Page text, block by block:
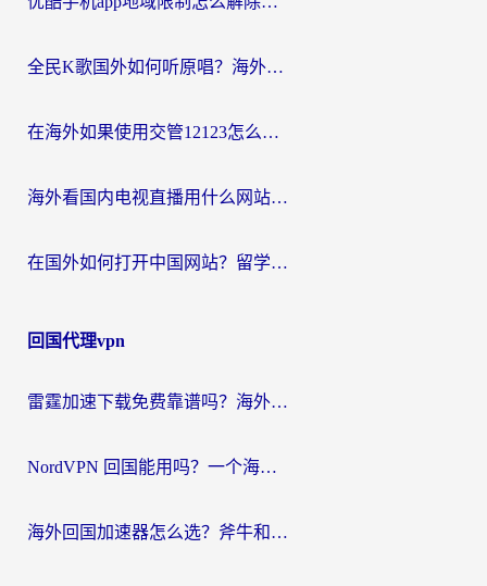
全民K歌国外如何听原唱？海外党亲测有效的回国加速器选择指南
在海外如果使用交管12123怎么处理？留学生亲测有效的回国加速方案
海外看国内电视直播用什么网站比较好？一篇解决你所有追剧难题的实用指南
在国外如何打开中国网站？留学生与海外华人的无缝访问指南
回国代理vpn
雷霆加速下载免费靠谱吗？海外党选回国加速器的避坑指南（附热门工具对比）
NordVPN 回国能用吗？一个海外用户必须面对的真实困境
海外回国加速器怎么选？斧牛和海龟哪个好？一篇帮你避开坑的实用指南